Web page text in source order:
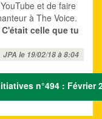
et de faire
à The Voice.
celle que tu
JPA le 19/02/18 à 8:04
n°494 : Février